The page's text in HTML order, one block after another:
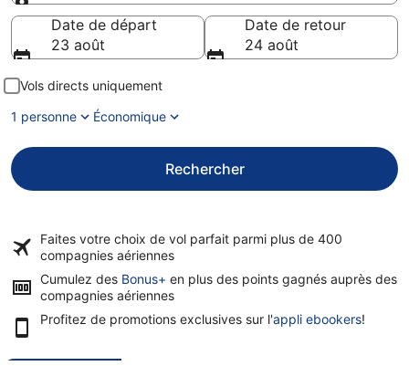
Destination
Date de départ
23 août
Date de retour
24 août
Vols directs uniquement
1 personne
Économique
Rechercher
Faites votre choix de vol parfait parmi plus de 400
compagnies aériennes
Cumulez des Bonus+ en plus des points gagnés auprès des
compagnies aériennes
Profitez de promotions exclusives sur l'appli ebookers!